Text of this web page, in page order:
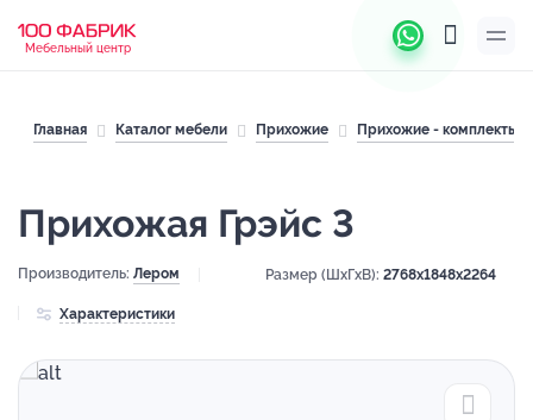
Мебельный центр
Главная Каталог мебели Прихожие Прихожие - комплекты
Прихожая Грэйс 3
Производитель: Лером Размер (ШхГхВ): 2768x1848x2264
Характеристики